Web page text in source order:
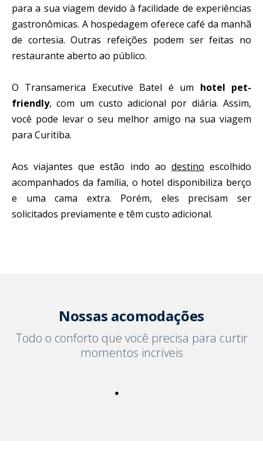
para a sua viagem devido à facilidade de experiências
gastronômicas. A hospedagem oferece café da manhã
de cortesia. Outras refeições podem ser feitas no
restaurante aberto ao público.
O Transamerica Executive Batel é um hotel pet-
friendly, com um custo adicional por diária. Assim,
você pode levar o seu melhor amigo na sua viagem
para Curitiba.
Aos viajantes que estão indo ao destino escolhido
acompanhados da família, o hotel disponibiliza berço
e uma cama extra. Porém, eles precisam ser
solicitados previamente e têm custo adicional.
Nossas acomodações
Todo o conforto que você precisa para curtir
momentos incríveis